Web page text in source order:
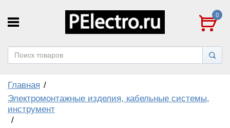
0
Главная
Электромонтажные изделия, кабельные системы,
инструмент